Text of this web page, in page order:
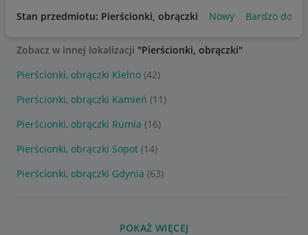
Stan przedmiotu: Pierścionki, obrączki Nowy Bardzo dobry
Zobacz w innej lokalizacji "Pierścionki, obrączki"
Pierścionki, obrączki Kielno (42)
Pierścionki, obrączki Kamień (11)
Pierścionki, obrączki Rumia (16)
Pierścionki, obrączki Sopot (14)
Pierścionki, obrączki Gdynia (63)
POKAŻ WIĘCEJ